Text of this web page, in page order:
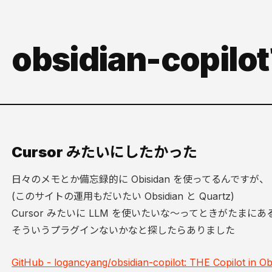
obsidian-copilot
Cursor みたいにしたかった
日々のメモとか備忘録的に Obisidan を使ってるんですが、
(このサイトの運用もだいたい Obsidian と Quartz)
Cursor みたいに LLM を使いたいな～ってときがたまにあ
そういうプラグインないかなと探したらありました
GitHub - logancyang/obsidian-copilot: THE Copilot in